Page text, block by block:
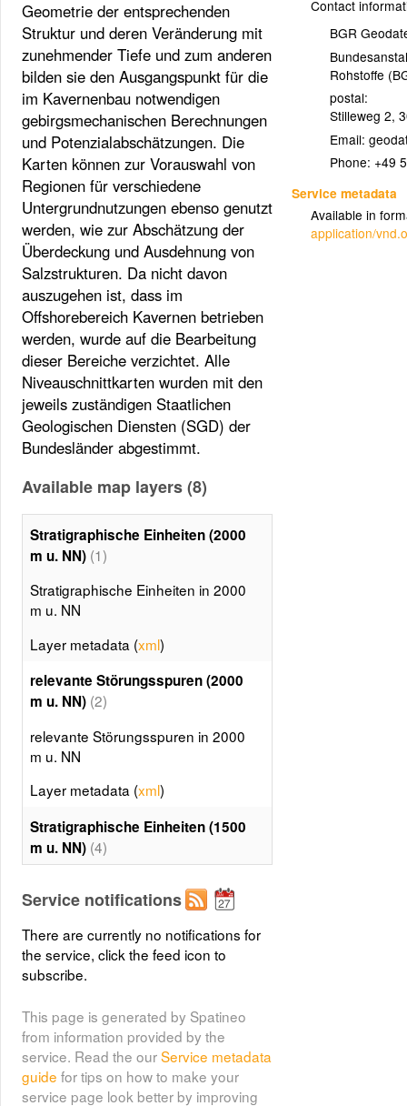
Contact
BGR
Rohstoffe
postal:
Stilleweg 2,
Email:
Phone: +49
Service metadata
Available in
application/
Geometrie der entsprechenden
Struktur und deren Veränderung mit
zunehmender Tiefe und zum anderen
bilden sie den Ausgangspunkt für die
im Kavernenbau notwendigen
gebirgsmechanischen Berechnungen
und Potenzialabschätzungen. Die
Karten können zur Vorauswahl von
Regionen für verschiedene
Untergrundnutzungen ebenso genutzt
werden, wie zur Abschätzung der
Überdeckung und Ausdehnung von
Salzstrukturen. Da nicht davon
auszugehen ist, dass im
Offshorebereich Kavernen betrieben
werden, wurde auf die Bearbeitung
dieser Bereiche verzichtet. Alle
Niveauschnittkarten wurden mit den
jeweils zuständigen Staatlichen
Geologischen Diensten (SGD) der
Bundesländer abgestimmt.
Available map layers (8)
Stratigraphische Einheiten (2000
m u. NN) (1)
Stratigraphische Einheiten in 2000
m u. NN
Layer metadata (xml)
relevante Störungsspuren (2000
m u. NN) (2)
relevante Störungsspuren in 2000
m u. NN
Layer metadata (xml)
Stratigraphische Einheiten (1500
m u. NN) (4)
u. NN)
Layer metadata (xml)
relevante Störungsspuren (1500
relevante Störungsspuren (1500 m
u. NN)
Layer metadata (xml)
Service notifications
There are currently no notifications for
the service, click the feed icon to
subscribe.
This page is generated by Spatineo
from information provided by the
service. Read the ourService metadata
guide for tips on how to make your
service page look better by improving